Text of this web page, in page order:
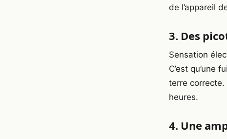
de l’appareil
3. Des
Sensation
C’est qu’une
terre correcte.
heures.
4. Une